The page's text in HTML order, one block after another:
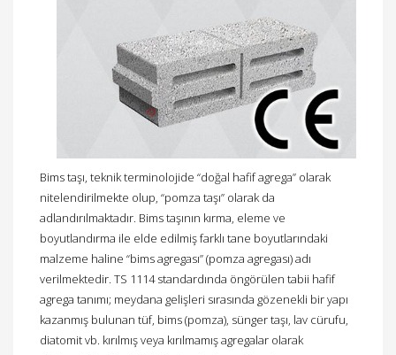
Bims taşı, teknik terminolojide “doğal hafif agrega” olarak
nitelendirilmekte olup, “pomza taşı” olarak da
adlandırılmaktadır. Bims taşının kırma, eleme ve
boyutlandırma ile elde edilmiş farklı tane boyutlarındaki
malzeme haline “bims agregası” (pomza agregası) adı
verilmektedir. TS 1114 standardında öngörülen tabii hafif
agrega tanımı; meydana gelişleri sırasında gözenekli bir yapı
kazanmış bulunan tüf, bims (pomza), sünger taşı, lav cürufu,
diatomit vb. kırılmış veya kırılmamış agregalar olarak